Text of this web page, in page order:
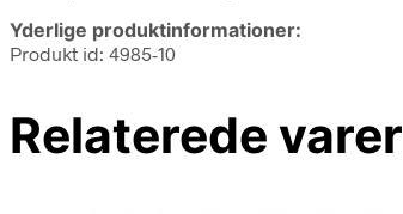
Yderlige produktinformationer:
Produkt id: 4985-10
Relaterede varer